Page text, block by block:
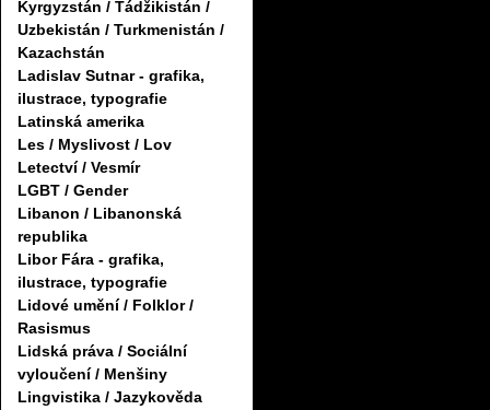
Kyrgyzstán / Tádžikistán /
Uzbekistán / Turkmenistán /
Kazachstán
Ladislav Sutnar - grafika,
ilustrace, typografie
Latinská amerika
Les / Myslivost / Lov
Letectví / Vesmír
LGBT / Gender
Libanon / Libanonská
republika
Libor Fára - grafika,
ilustrace, typografie
Lidové umění / Folklor /
Rasismus
Lidská práva / Sociální
vyloučení / Menšiny
Lingvistika / Jazykověda